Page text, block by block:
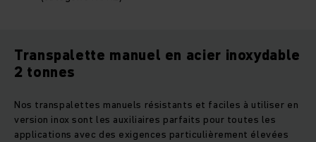
Transpalette manuel en acier inoxydable
2 tonnes
Nos transpalettes manuels résistants et faciles à utiliser en
version inox sont les auxiliaires parfaits pour toutes les
applications avec des exigences particulièrement élevées